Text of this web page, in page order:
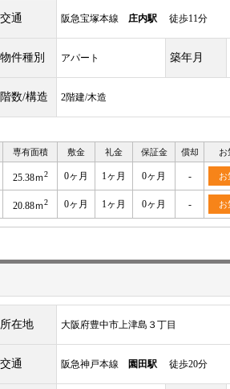
交通 阪急宝塚本線 庄内駅 徒歩11分
物件種別 アパート 築年月
階数/構造 2階建/木造
専有面積 敷金 礼金 保証金 償却 お
25.38ｍ2 0ヶ月 1ヶ月 0ヶ月 - お
20.88ｍ2 0ヶ月 1ヶ月 0ヶ月 - お
所在地 大阪府豊中市上津島３丁目
交通 阪急神戸本線 園田駅 徒歩20分